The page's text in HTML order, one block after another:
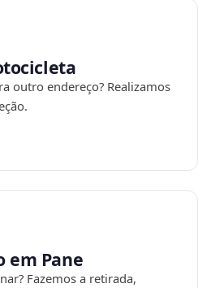
outro endereço? Realizamos
em Pane
Fazemos a retirada,